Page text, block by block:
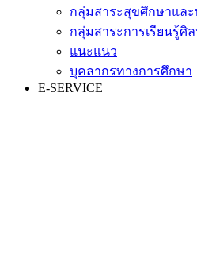
กลุ่มสาระสุขศึกษาแล
กลุ่มสาระการเรียนรู้ศิล
แนะแนว
บุคลากรทางการศึกษา
E-SERVICE